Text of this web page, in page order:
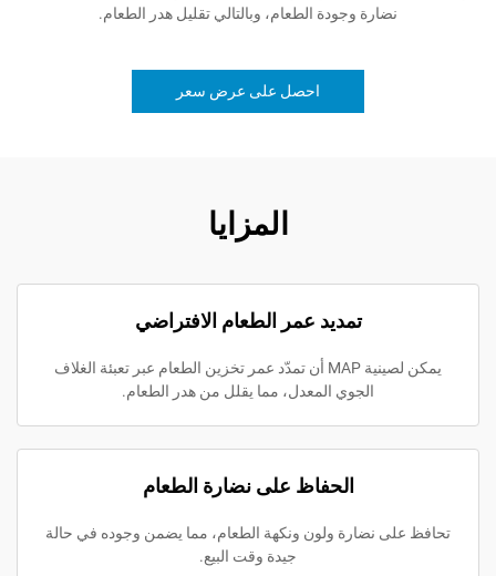
نضارة وجودة الطعام، وبالتالي تقليل هدر الطعام.
احصل على عرض سعر
تمديد عمر الطعام الافتراضي
يمكن لصينية MAP أن تمدّد عمر تخزين الطعام عبر تعبئة الغلاف
الجوي المعدل، مما يقلل من هدر الطعام.
الحفاظ على نضارة الطعام
نضارة ولون ونكهة الطعام، مما يضمن وجوده في حالة